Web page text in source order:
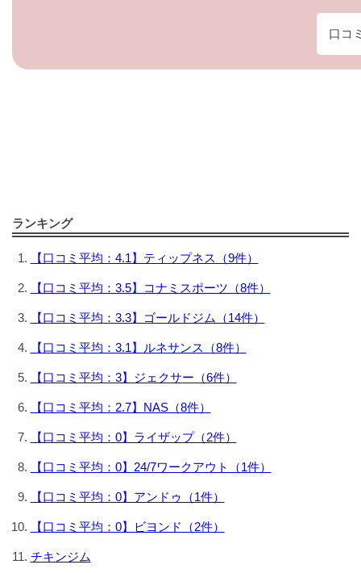
口コ
ランキング
【口コミ平均：4.1】ティップネス（9件）
【口コミ平均：3.5】コナミスポーツ（8件）
【口コミ平均：3.3】ゴールドジム（14件）
【口コミ平均：3.1】ルネサンス（8件）
【口コミ平均：3】ジェクサー（6件）
【口コミ平均：2.7】NAS（8件）
【口コミ平均：0】ライザップ（2件）
【口コミ平均：0】24/7ワークアウト（1件）
【口コミ平均：0】アンドゥ（1件）
【口コミ平均：0】ビヨンド（2件）
チキンジム